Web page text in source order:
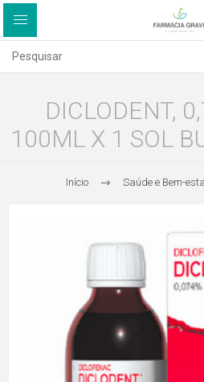
DICLODENT,
100ML X 1 SOL
Início Saúde e Bem-